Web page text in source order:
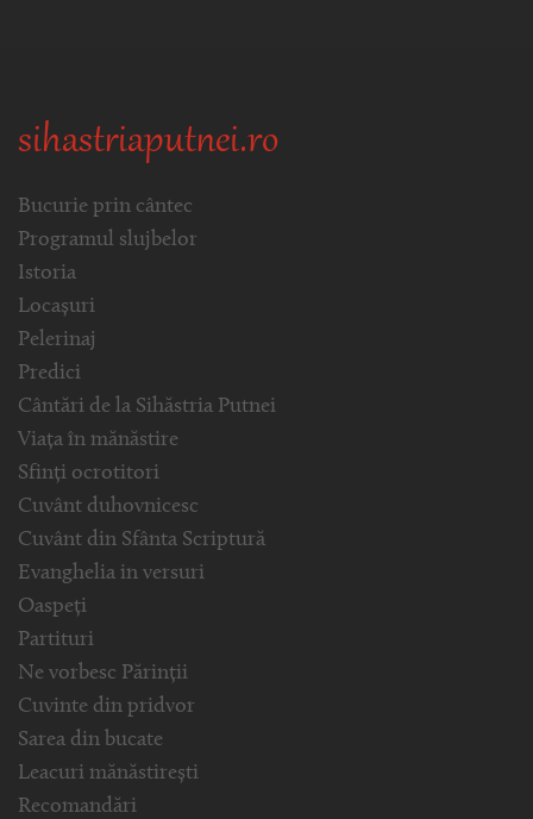
sihastriaputnei.ro
Bucurie prin cântec
Programul slujbelor
Istoria
Locașuri
Pelerinaj
Predici
Cântări de la Sihăstria Putnei
Viața în mănăstire
Sfinți ocrotitori
Cuvânt duhovnicesc
Cuvânt din Sfânta Scriptură
Evanghelia in versuri
Oaspeți
Partituri
Ne vorbesc Părinții
Cuvinte din pridvor
Sarea din bucate
Leacuri mănăstirești
Recomandări